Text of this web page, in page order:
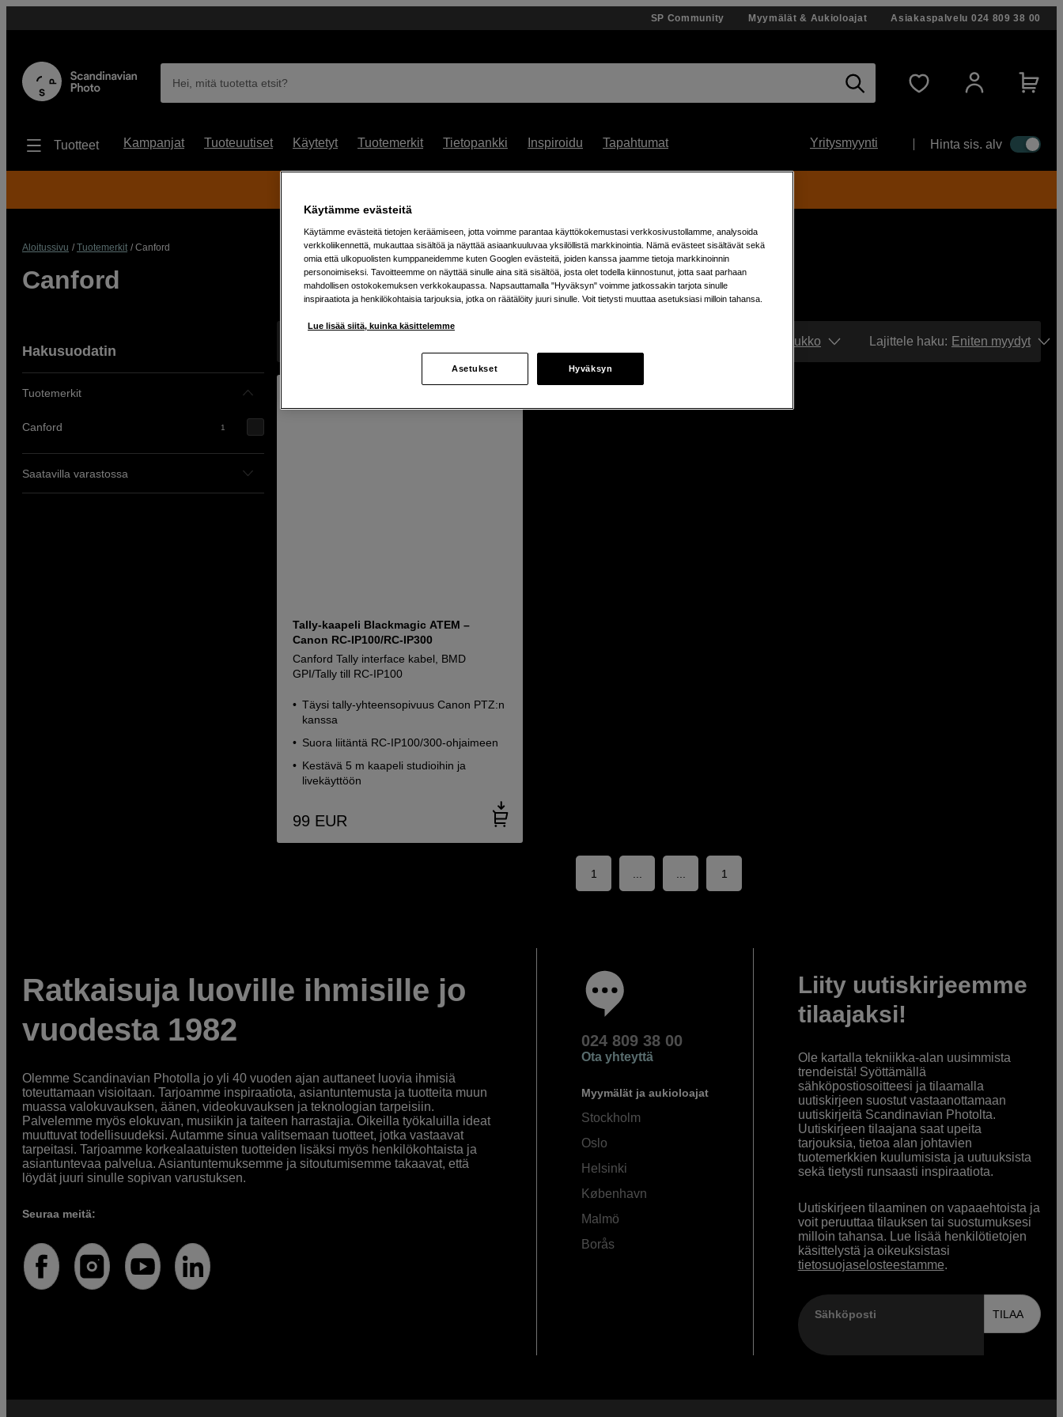
SP Community Myymälät & Aukioloajat Asiakaspalvelu 024 809 38 00
Hei, mitä tuotetta etsit?
Tuotteet Kampanjat Tuoteuutiset Käytetyt Tuotemerkit Tietopankki Inspiroidu Tapahtumat Yritysmyynti Hinta sis. alv
Aloitussivu Tuotemerkit Canford
Canford
Hakusuodatin
Tuotemerkit
Canford 1
Saatavilla varastossa
Ruudukko Lajittele haku: Eniten myydyt
Tally-kaapeli Blackmagic ATEM –
Canon RC-IP100/RC-IP300
Canford Tally interface kabel, BMD
GPI/Tally till RC-IP100
Täysi tally-yhteensopivuus Canon PTZ:n
kanssa
Suora liitäntä RC-IP100/300-ohjaimeen
Kestävä 5 m kaapeli studioihin ja
livekäyttöön
99 EUR
1 1
Ratkaisuja luoville ihmisille jo
vuodesta 1982
Olemme Scandinavian Photolla jo yli 40 vuoden ajan auttaneet luovia ihmisiä
toteuttamaan visioitaan. Tarjoamme inspiraatiota, asiantuntemusta ja tuotteita muun
muassa valokuvauksen, äänen, videokuvauksen ja teknologian tarpeisiin.
Palvelemme myös elokuvan, musiikin ja taiteen harrastajia. Oikeilla työkaluilla ideat
muuttuvat todellisuudeksi. Autamme sinua valitsemaan tuotteet, jotka vastaavat
tarpeitasi. Tarjoamme korkealaatuisten tuotteiden lisäksi myös henkilökohtaista ja
asiantuntevaa palvelua. Asiantuntemuksemme ja sitoutumisemme takaavat, että
löydät juuri sinulle sopivan varustuksen.
Seuraa meitä:
024 809 38 00
Ota yhteyttä
Myymälät ja aukioloajat
Stockholm
Oslo
Helsinki
København
Malmö
Borås
Liity uutiskirjeemme
tilaajaksi!
Ole kartalla tekniikka-alan uusimmista
trendeistä! Syöttämällä
sähköpostiosoitteesi ja tilaamalla
uutiskirjeen suostut vastaanottamaan
uutiskirjeitä Scandinavian Photolta.
Uutiskirjeen tilaajana saat upeita
tarjouksia, tietoa alan johtavien
tuotemerkkien kuulumisista ja uutuuksista
sekä tietysti runsaasti inspiraatiota.
Uutiskirjeen tilaaminen on vapaaehtoista ja
voit peruuttaa tilauksen tai suostumuksesi
milloin tahansa. Lue lisää henkilötietojen
käsittelystä ja oikeuksistasi
tietosuojaselosteestamme.
Sähköposti TILAA
Käytämme evästeitä
Käytämme evästeitä tietojen keräämiseen, jotta voimme parantaa käyttökokemustasi verkkosivustollamme, analysoida
verkkoliikennettä, mukauttaa sisältöä ja näyttää asiaankuuluvaa yksilöllistä markkinointia. Nämä evästeet sisältävät sekä
omia että ulkopuolisten kumppaneidemme kuten Googlen evästeitä, joiden kanssa jaamme tietoja markkinoinnin
personoimiseksi. Tavoitteemme on näyttää sinulle aina sitä sisältöä, josta olet todella kiinnostunut, jotta saat parhaan
mahdollisen ostokokemuksen verkkokaupassa. Napsauttamalla "Hyväksyn" voimme jatkossakin tarjota sinulle
inspiraatiota ja henkilökohtaisia tarjouksia, jotka on räätälöity juuri sinulle. Voit tietysti muuttaa asetuksiasi milloin tahansa.
Lue lisää siitä, kuinka käsittelemme
Asetukset Hyväksyn